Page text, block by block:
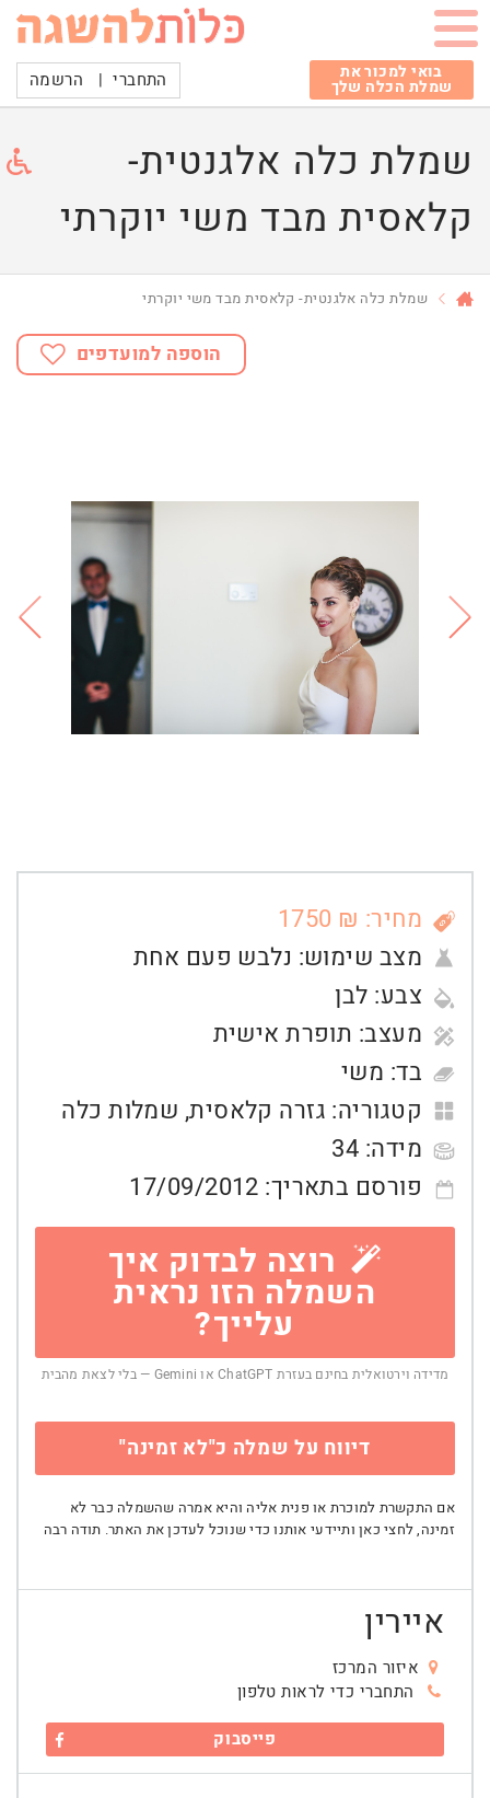
בואי למכור את
שמלת הכלה שלך התחברי | הרשמה
שמלת כלה אלגנטית-
קלאסית מבד משי יוקרתי
שמלת כלה אלגנטית- קלאסית מבד משי יוקרתי
הוספה למועדפים
מחיר: ₪ 1750
מצב שימוש: נלבש פעם אחת
צבע: לבן
מעצב: תופרת אישית
בד: משי
קטגוריה: גזרה קלאסית, שמלות כלה
מידה: 34
פורסם בתאריך: 17/09/2012
רוצה לבדוק איך
השמלה הזו נראית
עלייך?
מדידה וירטואלית בחינם בעזרת ChatGPT או Gemini — בלי לצאת מהבית
דיווח על שמלה כ"לא זמינה"
אם התקשרת למוכרת או פנית אליה והיא אמרה שהשמלה כבר לא
זמינה, לחצי כאן ותיידעי אותנו כדי שנוכל לעדכן את האתר. תודה רבה
איירין
איזור המרכז
התחברי כדי לראות טלפון
פייסבוק